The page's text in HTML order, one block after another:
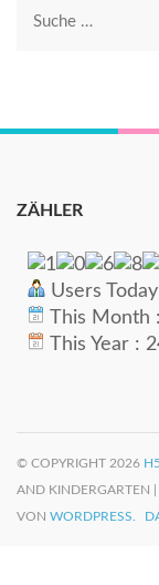
Suche
ZÄHLER
Users
This Month
This Year :
© COPYRIGHT 2026
AND KINDERGARTEN
VON WORDPRESS.